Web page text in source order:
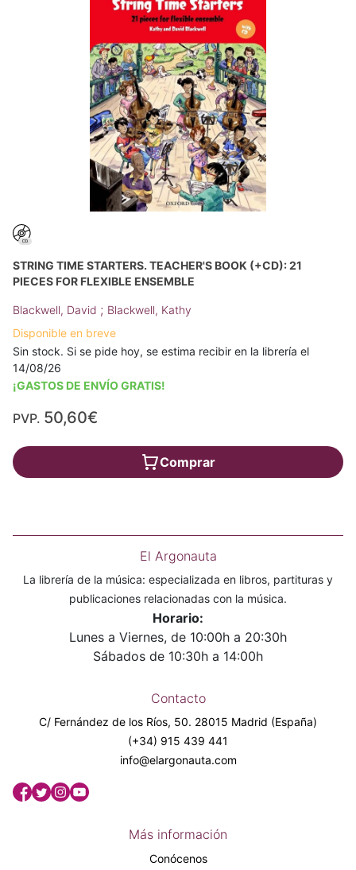
STRING TIME STARTERS. TEACHER'S BOOK (+CD): 21
PIECES FOR FLEXIBLE ENSEMBLE
Blackwell, David ; Blackwell, Kathy
Disponible en breve
Sin stock. Si se pide hoy, se estima recibir en la librería el
14/08/26
¡GASTOS DE ENVÍO GRATIS!
PVP. 50,60€
Comprar
El Argonauta
La librería de la música: especializada en libros, partituras y
publicaciones relacionadas con la música.
Horario:
Lunes a Viernes, de 10:00h a 20:30h
Sábados de 10:30h a 14:00h
Contacto
C/ Fernández de los Ríos, 50. 28015 Madrid (España)
(+34) 915 439 441
info@elargonauta.com
Más información
Conócenos